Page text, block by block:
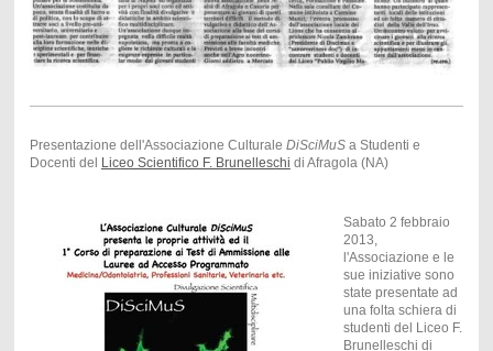
Presentazione dell'Associazione Culturale DiSciMuSa Studenti e
Docenti del Liceo Scientifico F. Brunelleschi di Afragola (NA)
Sabato 2 febbraio
2013,
l'Associazione e le
sue iniziative sono
state presentate ad
una folta schiera di
studenti del Liceo F.
Brunelleschi di